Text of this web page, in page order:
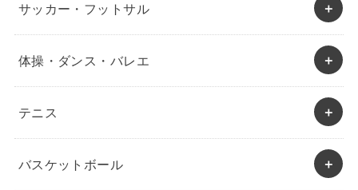
サッカー・フットサル
体操・ダンス・バレエ
テニス
バスケットボール